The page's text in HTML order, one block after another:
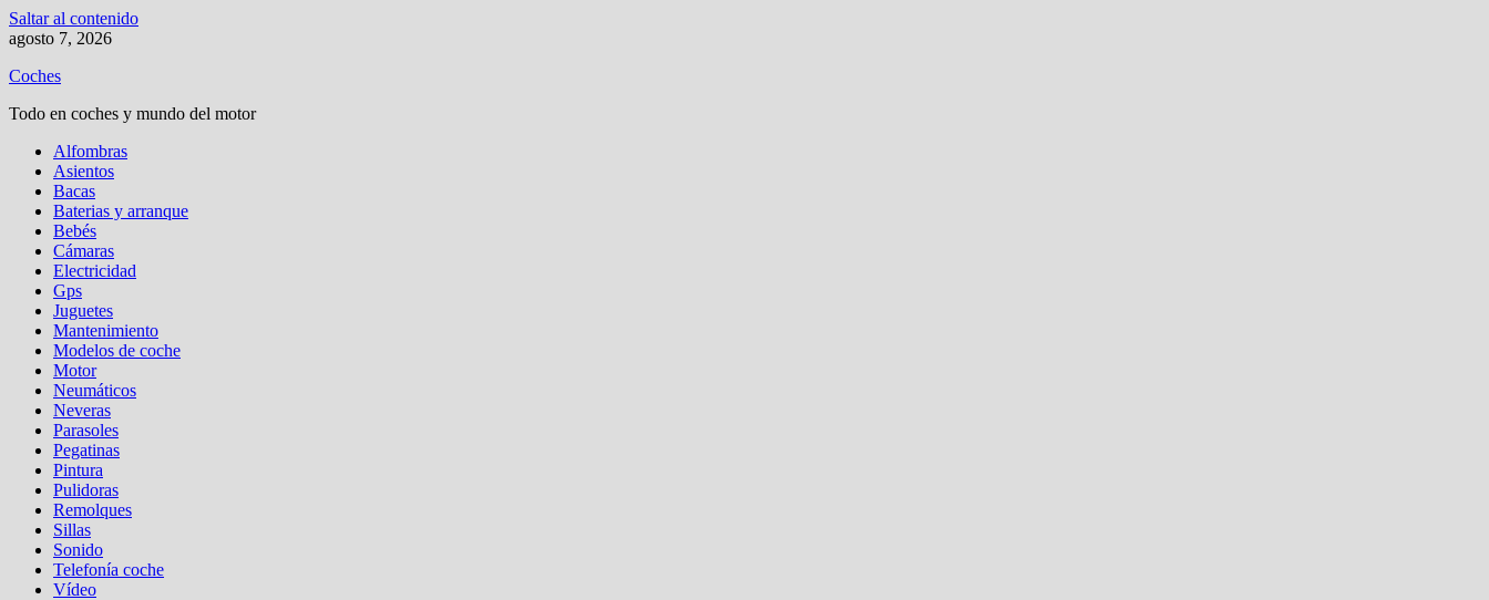
Saltar al contenido
agosto 7, 2026
Coches
Todo en coches y mundo del motor
Alfombras
Asientos
Bacas
Baterias y arranque
Bebés
Cámaras
Electricidad
Gps
Juguetes
Mantenimiento
Modelos de coche
Motor
Neumáticos
Neveras
Parasoles
Pegatinas
Pintura
Pulidoras
Remolques
Sillas
Sonido
Telefonía coche
Vídeo